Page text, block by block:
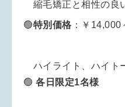
縮毛矯正と相性の良
🟢特別 価格 ：￥14,000
ハイライト、ハイト
🟢 各日限定1名様